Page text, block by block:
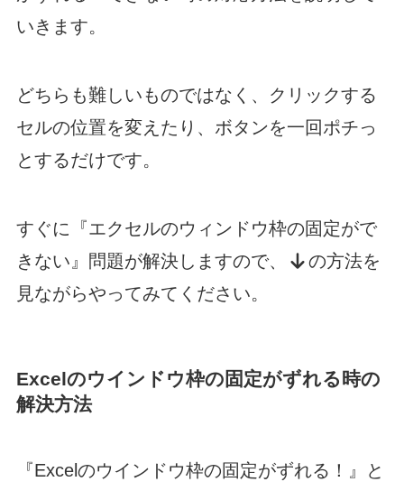
いきます。
どちらも難しいものではなく、クリックする
セルの位置を変えたり、ボタンを一回ポチっ
とするだけです。
すぐに『エクセルのウィンドウ枠の固定がで
きない』問題が解決しますので、
の方法を
見ながらやってみてください。
Excelのウインドウ枠の固定がずれる時の
解決方法
『Excelのウインドウ枠の固定がずれる！』と